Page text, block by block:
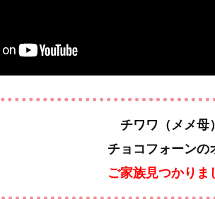
チワワ（メメ母）
チョコフォーンの
ご家族見つかりま